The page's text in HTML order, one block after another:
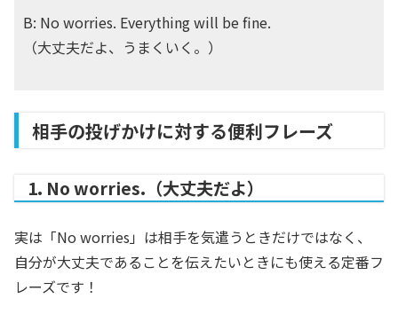
B: No worries. Everything will be fine.
（大丈夫だよ、うまくいく。）
相手の投げかけに対する便利フレーズ
1. No worries.（大丈夫だよ）
実は「No worries」は相手を気遣うときだけではなく、
自分が大丈夫であることを伝えたいときにも使える定番フ
レーズです！